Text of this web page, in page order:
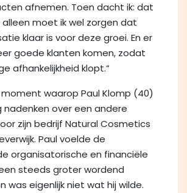
afnemen. Toen dacht ik: dat
alleen moet ik wel zorgen dat
klaar is voor deze groei. En er
goede klanten komen, zodat
afhankelijkheid klopt.“
waarop Paul Klomp (40)
nadenken over een andere
zijn bedrijf Natural Cosmetics
Paul voelde de
organisatorische en financiële
steeds groter wordend
was eigenlijk niet wat hij wilde.